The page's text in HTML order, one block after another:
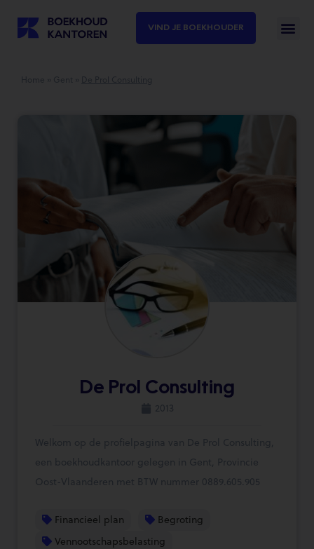
VIND JE BOEKHOUDER
De Prol Consulting
2013
Welkom op de profielpagina van De Prol Consulting,
een boekhoudkantoor gelegen in Gent, Provincie
Oost-Vlaanderen met BTW nummer 0889.605.905
Financieel plan
Begroting
Vennootschapsbelasting